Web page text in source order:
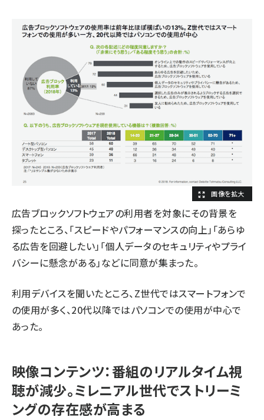
広告ブロックソフトウェアの利用者を対象にその背景を
探ったところ、「スピードやパフォーマンスの向上」「あらゆ
る広告を回避したい」「個人データのセキュリティやプライ
バシーに懸念がある」などに同意が集まった。
利用デバイスを聞いたところ、Z世代ではスマートフォンで
の使用が多く、20代以降ではパソコンでの使用が中心で
あった。
映像コンテンツ：番組のリアルタイム視
聴が減少。ミレニアル世代でストリーミ
ングの存在感が高まる